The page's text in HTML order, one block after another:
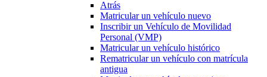
Atrás
Matricular un vehículo nuevo
Inscribir un Vehículo de Movilidad
Personal (VMP)
Matricular un vehículo histórico
Rematricular un vehículo con matrícula
antigua